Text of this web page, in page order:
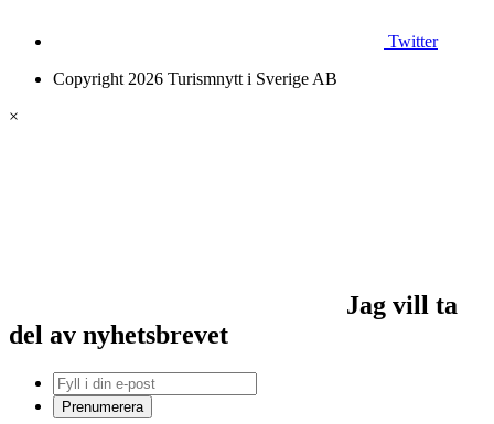
Twitter
Copyright 2026 Turismnytt i Sverige AB
×
Jag vill ta
del av nyhetsbrevet
Prenumerera